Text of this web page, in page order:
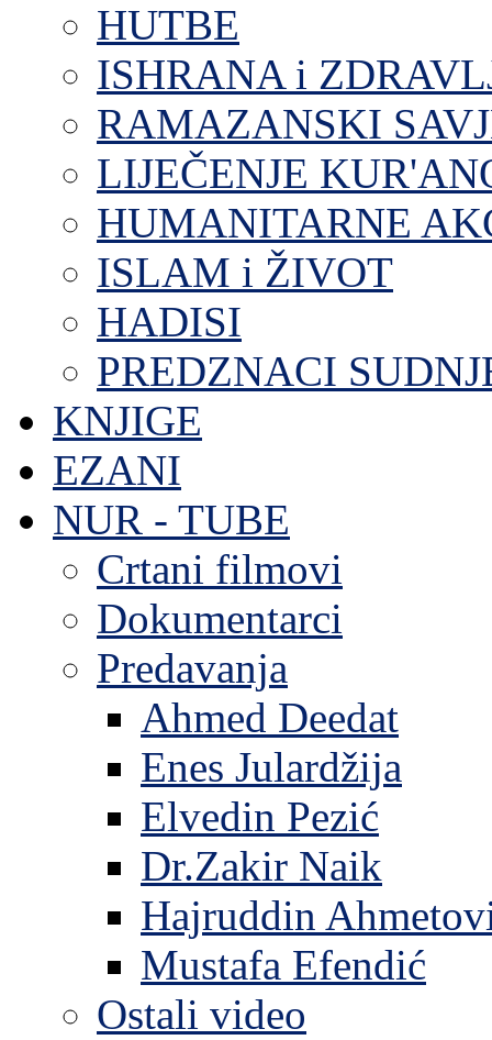
HUTBE
ISHRANA i
RAMAZANSKI
LIJEČENJE
HUMANITARNE
ISLAM i ŽIVOT
HADISI
PREDZNACI
KNJIGE
EZANI
NUR - TUBE
Crtani filmovi
Dokumentarci
Predavanja
Ahmed Deedat
Enes Julardžija
Elvedin Pezić
Dr.Zakir Naik
Hajruddin
Mustafa Efendić
Ostali video